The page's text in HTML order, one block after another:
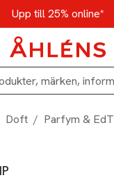
Upp till 25% online*
Kod: AUG25 - Shoppa nu
Doft / Parfym & EdT